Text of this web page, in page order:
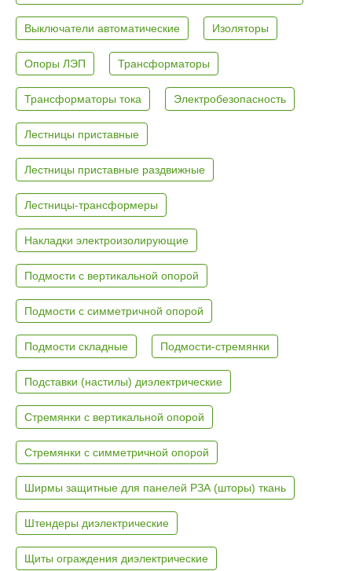
Выключатели автоматические Изоляторы
Опоры ЛЭП Трансформаторы
Трансформаторы тока Электробезопасность
Лестницы приставные
Лестницы приставные раздвижные
Лестницы-трансформеры
Накладки электроизолирующие
Подмости с вертикальной опорой
Подмости с симметричной опорой
Подмости складные Подмости-стремянки
Подставки (настилы) диэлектрические
Стремянки с вертикальной опорой
Стремянки с симметричной опорой
Ширмы защитные для панелей РЗА (шторы) ткань
Штендеры диэлектрические
Щиты ограждения диэлектрические